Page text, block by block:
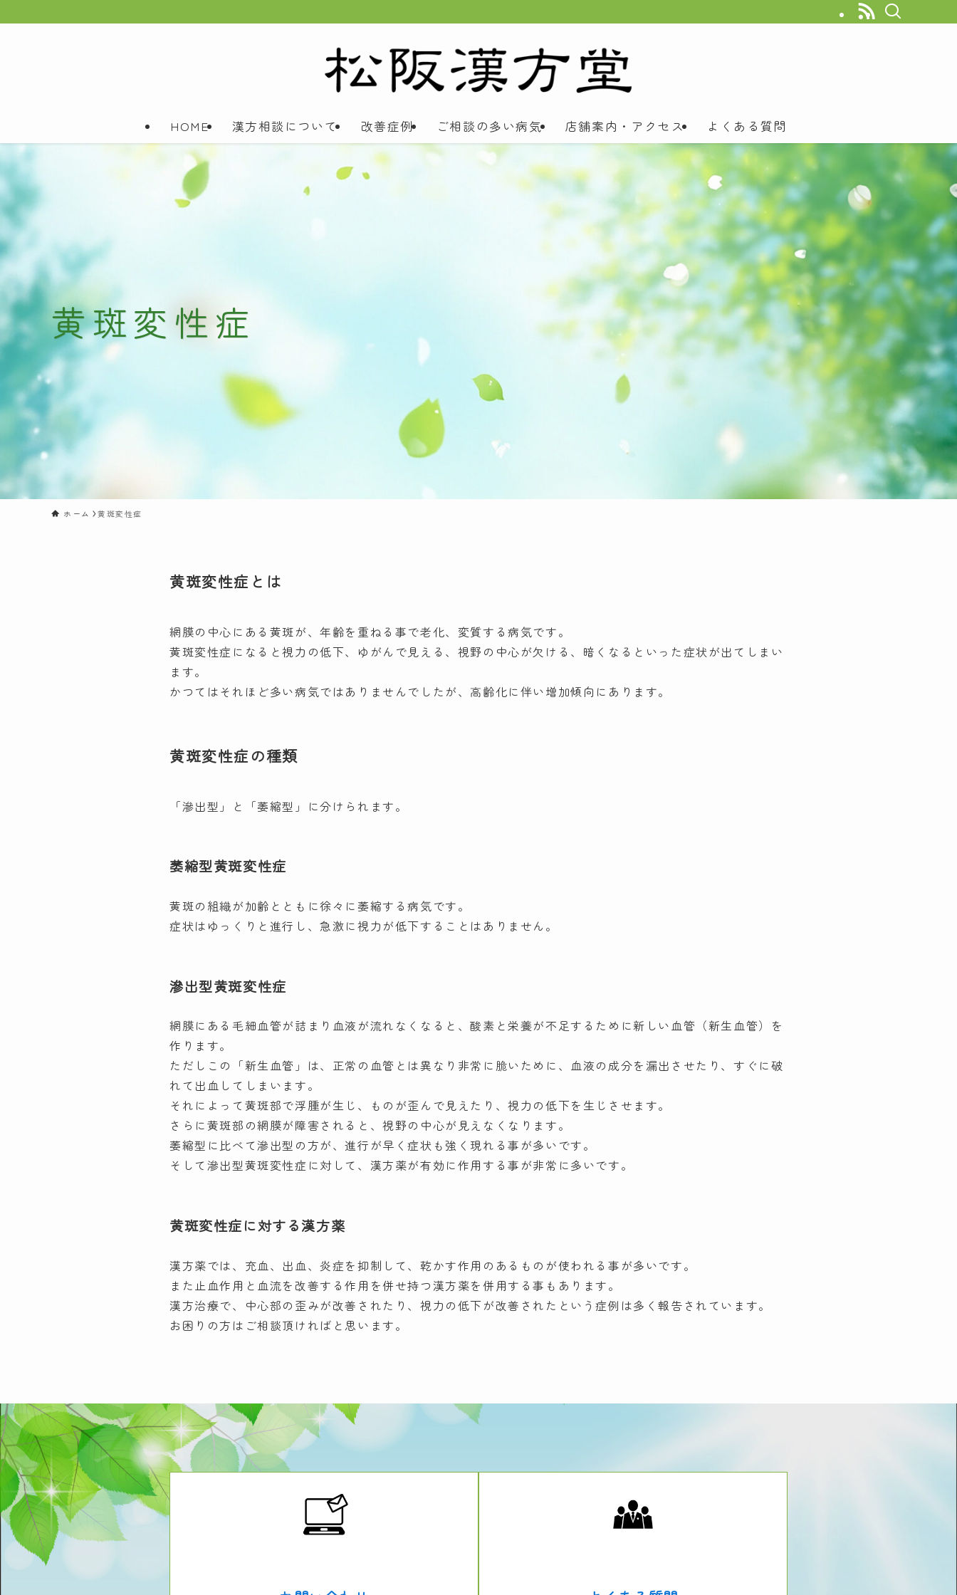
HOME 漢方相談について 改善症例 ご相談の多い病気 店舗案内・アクセス よくある質問
黄斑変性症
ホーム 黄斑変性症
黄斑変性症とは
網膜の中心にある黄斑が、年齢を重ねる事で老化、変質する病気です。
黄斑変性症になると視力の低下、ゆがんで見える、視野の中心が欠ける、暗くなるといった症状が出てしまい
ます。
かつてはそれほど多い病気ではありませんでしたが、高齢化に伴い増加傾向にあります。
黄斑変性症の種類
「滲出型」と「萎縮型」に分けられます。
萎縮型黄斑変性症
黄斑の組織が加齢とともに徐々に萎縮する病気です。
症状はゆっくりと進行し、急激に視力が低下することはありません。
滲出型黄斑変性症
網膜にある毛細血管が詰まり血液が流れなくなると、酸素と栄養が不足するために新しい血管（新生血管）を
作ります。
ただしこの「新生血管」は、正常の血管とは異なり非常に脆いために、血液の成分を漏出させたり、すぐに破
れて出血してしまいます。
それによって黄斑部で浮腫が生じ、ものが歪んで見えたり、視力の低下を生じさせます。
さらに黄斑部の網膜が障害されると、視野の中心が見えなくなります。
萎縮型に比べて滲出型の方が、進行が早く症状も強く現れる事が多いです。
そして滲出型黄斑変性症に対して、漢方薬が有効に作用する事が非常に多いです。
黄斑変性症に対する漢方薬
漢方薬では、充血、出血、炎症を抑制して、乾かす作用のあるものが使われる事が多いです。
また止血作用と血流を改善する作用を併せ持つ漢方薬を併用する事もあります。
漢方治療で、中心部の歪みが改善されたり、視力の低下が改善されたという症例は多く報告されています。
お困りの方はご相談頂ければと思います。